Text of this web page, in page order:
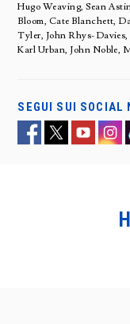
Hugo Weaving, Sean
Bloom, Cate Blanchett,
Tyler, John Rhys-
Karl Urban, John Noble,
SEGUI SUI SOCIAL